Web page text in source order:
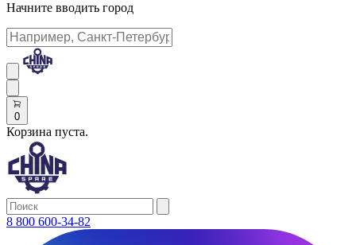
Начните вводить город
0
Корзина пуста.
8 800 600-34-82